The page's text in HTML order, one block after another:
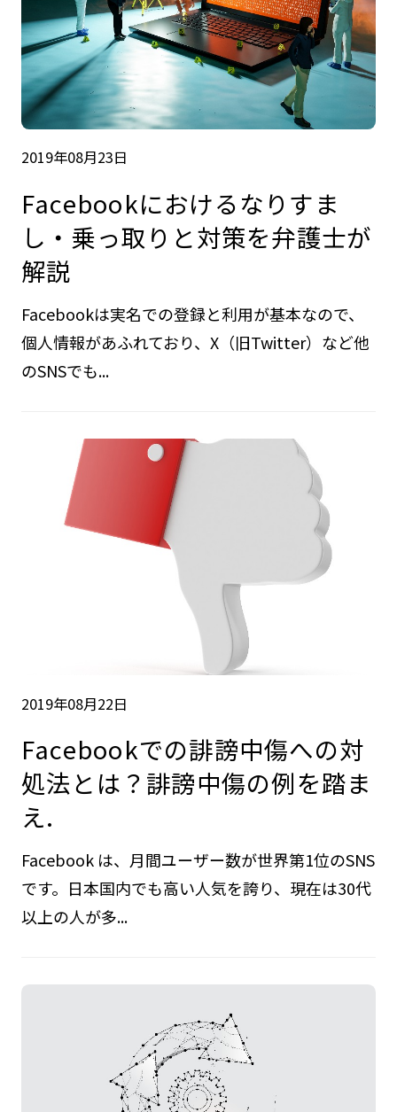
2019年08月23日
Facebookにおけるなりすま
し・乗っ取りと対策を弁護士が
解説
Facebookは実名での登録と利用が基本なので、
個人情報があふれており、X（旧Twitter）など他
のSNSでも...
2019年08月22日
Facebookでの誹謗中傷への対
処法とは？誹謗中傷の例を踏ま
え.
Facebook は、月間ユーザー数が世界第1位のSNS
です。日本国内でも高い人気を誇り、現在は30代
以上の人が多...